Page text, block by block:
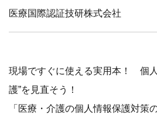
医療国際認証技研株式会社
現場ですぐに使える実用本！ 個
護”を見直そう！
「医療・介護の個人情報保護対策